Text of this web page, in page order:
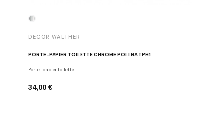
DECOR WALTHER
PORTE-PAPIER TOILETTE CHROME POLI BA TPH1
Porte-papier toilette
34,00 €